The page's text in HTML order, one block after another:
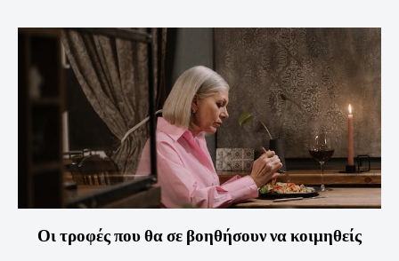
Οι τροφές που θα σε βοηθήσουν να κοιμηθείς